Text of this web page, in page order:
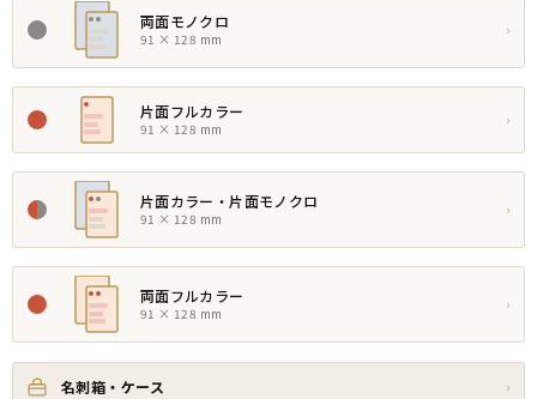
両面モノクロ
91 × 128 mm
›
片面フルカラー
91 × 128 mm
›
片面カラー・片面モノクロ
91 × 128 mm
›
両面フルカラー
91 × 128 mm
›
名刺箱・ケース ›